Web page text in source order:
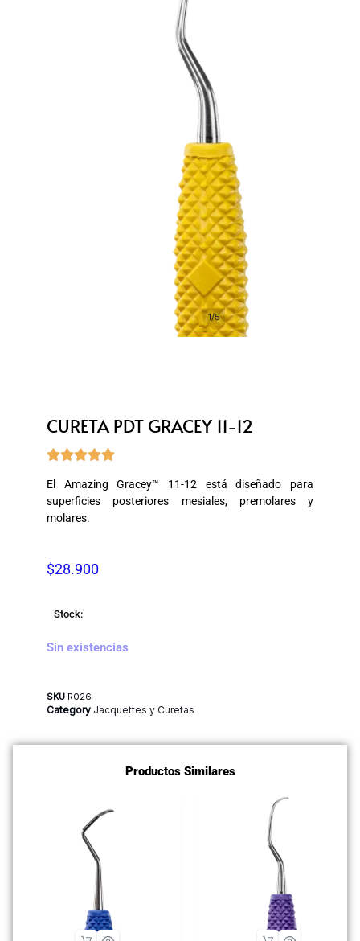
1/5
CURETA PDT GRACEY 11-12

El Amazing Gracey™ 11-12 está diseñado para
superficies posteriores mesiales, premolares y
molares.
$28.900
Stock:
Sin existencias
SKU R026
Category Jacquettes y Curetas
Productos Similares